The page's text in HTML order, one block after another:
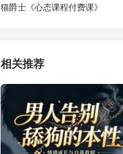
猫爵士《心态课程付费课》
相关推荐